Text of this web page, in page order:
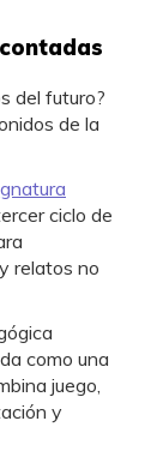
del futuro?
de la
ciclo de
relatos no
como una
juego,
y